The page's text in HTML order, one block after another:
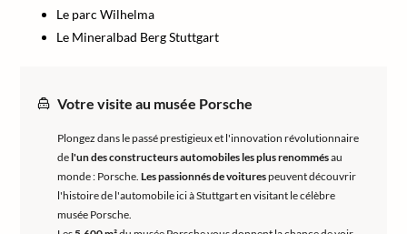
Le parc Wilhelma
Le Mineralbad Berg Stuttgart
Votre visite au musée Porsche
Plongez dans le passé prestigieux et l'innovation révolutionnaire
del'un des constructeurs automobiles les plus renommésau
monde : Porsche. Les passionnés de voiturespeuvent découvrir
l'histoire de l'automobile ici à Stuttgart en visitant le célèbre
musée Porsche.